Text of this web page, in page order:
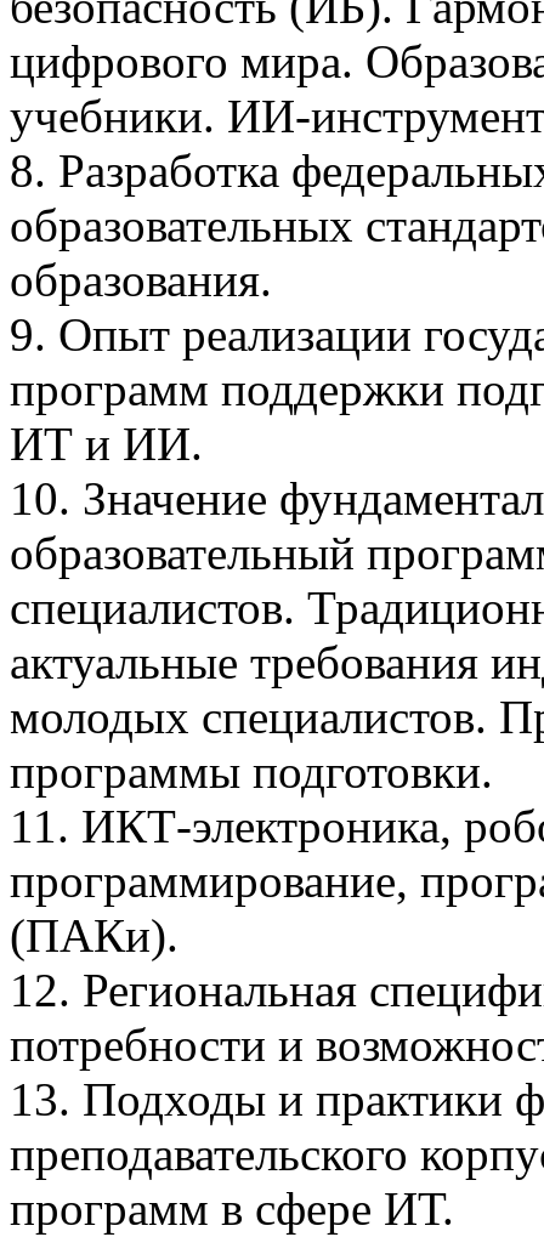
цифрового мира.
учебники. ИИ-
8. Разработка
образовательных
образования.
9. Опыт реализации
программ поддержки
ИТ и ИИ.
10. Значение
образовательный
специалистов.
актуальные требования
молодых специалистов.
программы подготовки.
11. ИКТ-электроника,
программирование,
(ПАКи).
12. Региональная
потребности и
13. Подходы и практики
преподавательского
программ в сфере ИТ.